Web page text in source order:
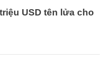
USD tên lửa cho